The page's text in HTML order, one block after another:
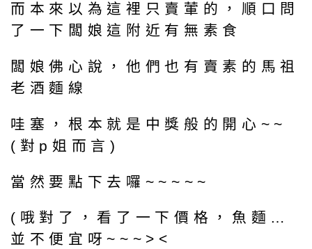
而本來以為這裡只賣葷的，順口問
了一下闆娘這附近有無素食
闆娘佛心說，他們也有賣素的馬祖
老酒麵線
哇塞，根本就是中獎般的開心~~
(對p姐而言)
當然要點下去囉~~~~~
(哦對了，看了一下價格，魚麵…
並不便宜呀~~~><